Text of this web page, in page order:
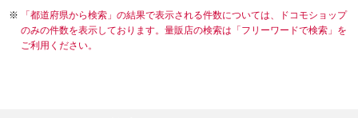
「都道府県から検索」の結果で表示される件数については、ドコモショップ
のみの件数を表示しております。量販店の検索は「フリーワードで検索」を
ご利用ください。